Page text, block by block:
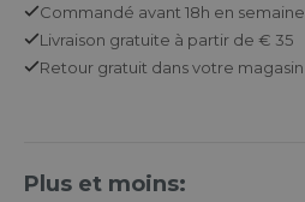
Commandé avant 18h en semaine,
Livraison gratuite à partir de € 35
Retour gratuit dans votre magasin
Plus et moins: